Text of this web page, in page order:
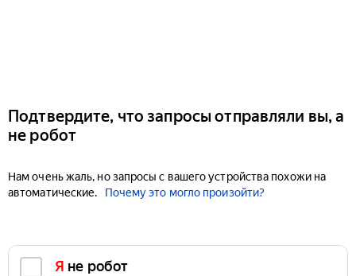
Подтвердите, что запросы отправляли вы, а
не робот
Нам очень жаль, но запросы с вашего устройства похожи на
автоматические.
Почему это могло произойти?
Я не робот